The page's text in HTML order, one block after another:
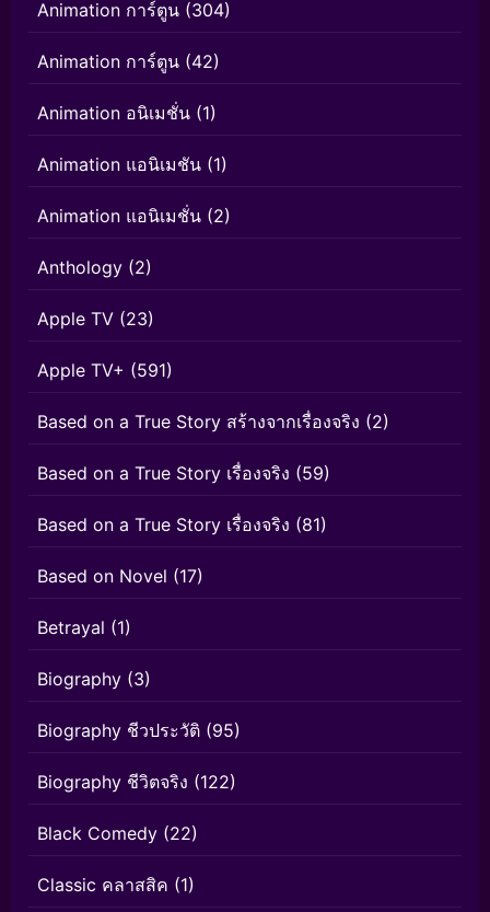
Animation การ์ตูน (304)
Animation การ์ตูน (42)
Animation อนิเมชั่น (1)
Animation แอนิเมชัน (1)
Animation แอนิเมชั่น (2)
Anthology (2)
Apple TV (23)
Apple TV+ (591)
Based on a True Story สร้างจากเรื่องจริง (2)
Based on a True Story เรื่องจริง (59)
Based on a True Story เรื่องจริง (81)
Based on Novel (17)
Betrayal (1)
Biography (3)
Biography ชีวประวัติ (95)
Biography ชีวิตจริง (122)
Black Comedy (22)
Classic คลาสสิค (1)